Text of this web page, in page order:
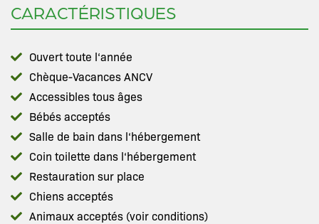
CARACTÉRISTIQUES
Ouvert toute l‘année
Chèque-Vacances ANCV
Accessibles tous âges
Bébés acceptés
Salle de bain dans l‘hébergement
Coin toilette dans l‘hébergement
Restauration sur place
Chiens acceptés
Animaux acceptés (voir conditions)